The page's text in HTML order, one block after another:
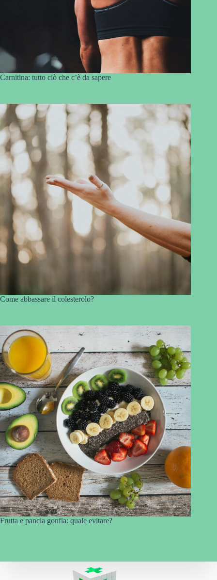
Carnitina: tutto ciò che c’è da sapere
Come abbassare il colesterolo?
Frutta e pancia gonfia: quale evitare?